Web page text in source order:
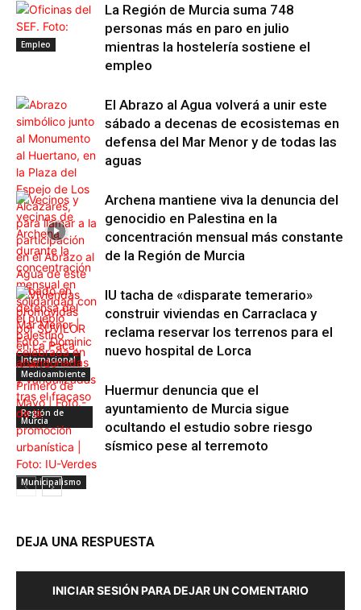
Empleo
La Región de Murcia suma 748
personas más en paro en julio
mientras la hostelería sostiene el
empleo
Internacional
El Abrazo al Agua volverá a unir este
sábado a decenas de ecosistemas en
defensa del Mar Menor y de todas las
aguas
Región de
Murcia
Archena mantiene viva la denuncia del
genocidio en Palestina en la
concentración mensual más constante
de la Región de Murcia
Municipalismo
IU tacha de «disparate temerario»
construir viviendas en Carraclaca y
reclama reservar los terrenos para el
nuevo hospital de Lorca
Medioambiente
Huermur denuncia que el
ayuntamiento de Murcia sigue
ocultando el estudio sobre riesgo
sísmico pese al terremoto
DEJA UNA RESPUESTA
INICIAR SESIÓN PARA DEJAR UN COMENTARIO